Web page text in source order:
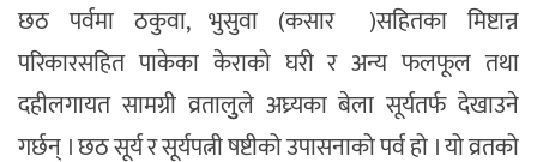
छठ पर्वमा ठकुवा, भुसुवा (कसार¬)सहितका मिष्टान्न
परिकारसहित पाकेका केराको घरी र अन्य फलफूल तथा
दहीलगायत सामग्री व्रतालुुले अघ्र्यका बेला सूर्यतर्फ देखाउने
गर्छन् । छठ सूर्य र सूर्यपत्नी षष्टीको उपासनाको पर्व हो । यो व्रतको